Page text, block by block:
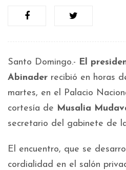
Santo Domingo.- El
Abinader recibió en horas
martes, en el Palacio
cortesía de Musalia
secretario del gabinete de
El encuentro, que se
cordialidad en el salón